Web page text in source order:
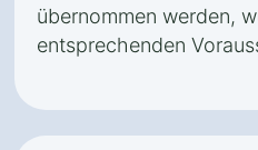
übernommen werden,
entsprechenden